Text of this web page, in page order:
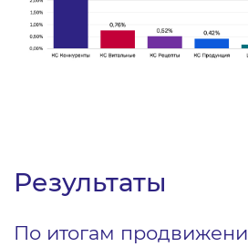
Результаты
По итогам